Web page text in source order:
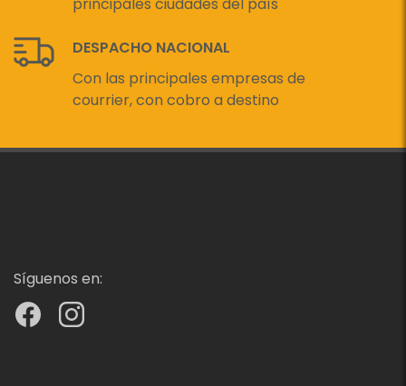
DESPACHO NACIONAL
Con las principales empresas de
courrier, con cobro a destino
Síguenos en: